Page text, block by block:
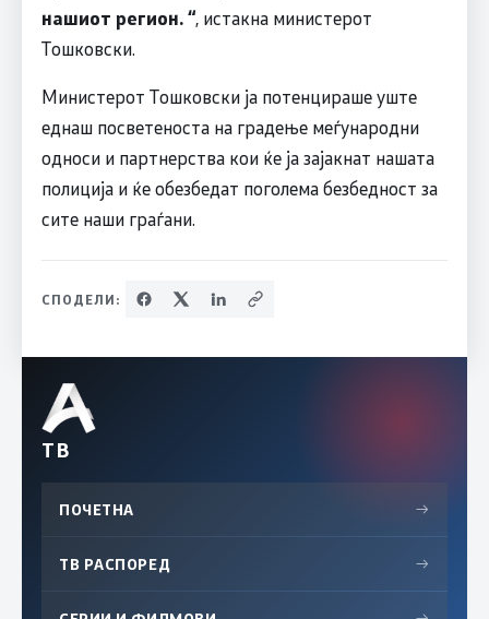
нашиот регион. “, истакна министерот
Тошковски.
Министерот Тошковски ја потенцираше уште
еднаш посветеноста на градење меѓународни
односи и партнерства кои ќе ја зајакнат нашата
полиција и ќе обезбедат поголема безбедност за
сите наши граѓани.
СПОДЕЛИ:
ТВ
ПОЧЕТНА →
ТВ РАСПОРЕД →